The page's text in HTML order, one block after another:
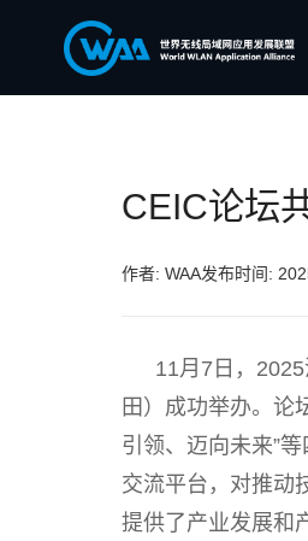
CEIC论坛
作者: WAA发布时间:
11月7日，
田）成功举办。论
引领、迈向未来”
交流平台，对推动
提供了产业发展和